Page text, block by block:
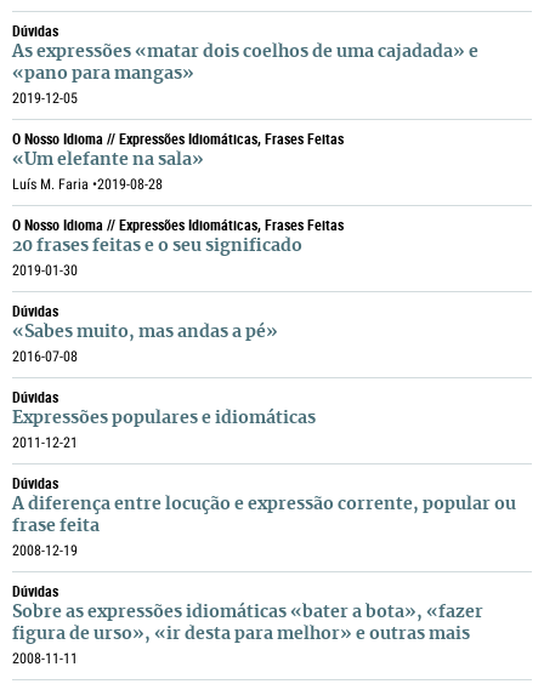
Dúvidas
As expressões «matar dois coelhos de uma cajadada» e
«pano para mangas»
2019-12-05
O Nosso Idioma // Expressões Idiomáticas, Frases Feitas
«Um elefante na sala»
Luís M. Faria •2019-08-28
O Nosso Idioma // Expressões Idiomáticas, Frases Feitas
20 frases feitas e o seu significado
2019-01-30
Dúvidas
«Sabes muito, mas andas a pé»
2016-07-08
Dúvidas
Expressões populares e idiomáticas
2011-12-21
Dúvidas
A diferença entre locução e expressão corrente, popular ou
frase feita
2008-12-19
Dúvidas
Sobre as expressões idiomáticas «bater a bota», «fazer
figura de urso», «ir desta para melhor» e outras mais
2008-11-11